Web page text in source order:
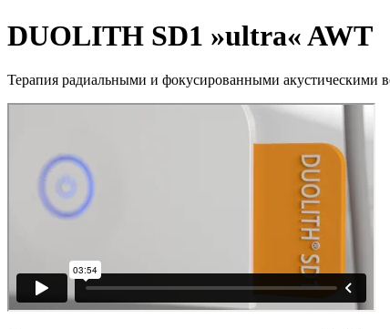
DUOLITH SD1 »ultra« AWT
Терапия радиальными и фокусированными акустическими